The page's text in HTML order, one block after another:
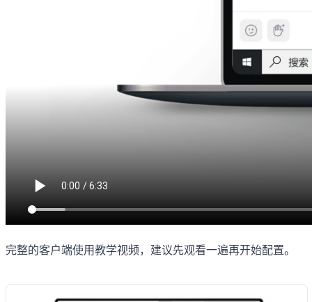
完整的客户端使用教学视频，建议先观看一遍再开始配置。